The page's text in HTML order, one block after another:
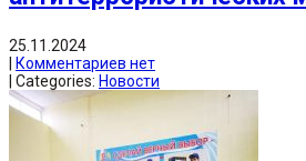
25.11.2024
Комментариев нет
| Categories: Новости